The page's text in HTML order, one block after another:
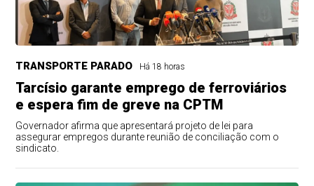
TRANSPORTE PARADO Há 18 horas
Tarcísio garante emprego de ferroviários
e espera fim de greve na CPTM
Governador afirma que apresentará projeto de lei para
assegurar empregos durante reunião de conciliação com o
sindicato.